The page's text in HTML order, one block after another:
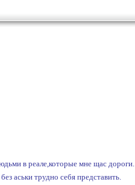
в реале,которые мне щас дороги.
аськи трудно себя представить.